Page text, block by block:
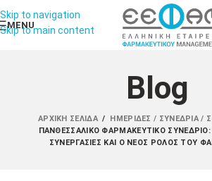
Skip to navigation
Skip to main content
MENU
Blog
ΑΡΧΙΚΉ ΣΕΛΊΔΑ / ΗΜΕΡΊΔΕΣ / ΣΥΝΈΔΡΙΑ /
ΠΑΝΘΕΣΣΑΛΙΚΌ ΦΑΡΜΑΚΕΥΤΙΚΌ ΣΥΝΈΔΡΙΟ:
ΣΥΝΕΡΓΑΣΊΕΣ ΚΑΙ Ο ΝΈΟΣ ΡΌΛΟΣ ΤΟΥ